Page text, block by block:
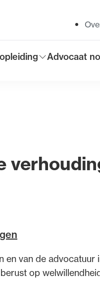
voor Toon
Advocaat
en van de
op
van de
en